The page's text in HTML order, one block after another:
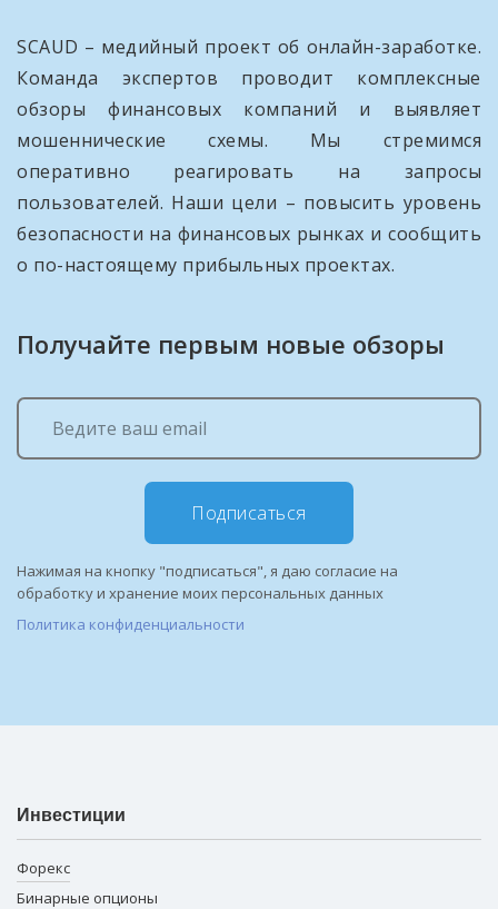
SCAUD – медийный проект об онлайн-заработке.
Команда экспертов проводит комплексные
обзоры финансовых компаний и выявляет
мошеннические схемы. Мы стремимся
оперативно реагировать на запросы
пользователей. Наши цели – повысить уровень
безопасности на финансовых рынках и сообщить
о по-настоящему прибыльных проектах.
Получайте первым новые обзоры
Подписаться
Нажимая на кнопку "подписаться", я даю согласие на
обработку и хранение моих персональных данных
Политика конфиденциальности
Инвестиции
Форекс
Бинарные опционы